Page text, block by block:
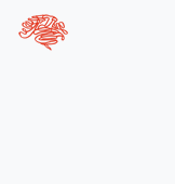
Inicio
iPhone 17 Precio